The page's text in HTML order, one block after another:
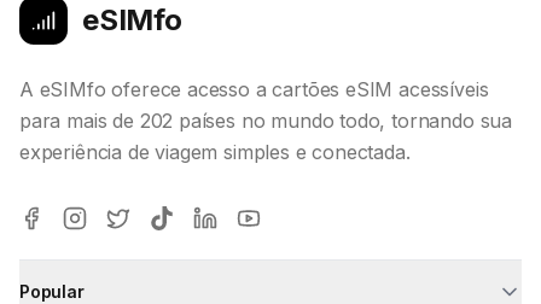
eSIMfo
A eSIMfo oferece acesso a cartões eSIM acessíveis
para mais de 202 países no mundo todo, tornando sua
experiência de viagem simples e conectada.
Popular